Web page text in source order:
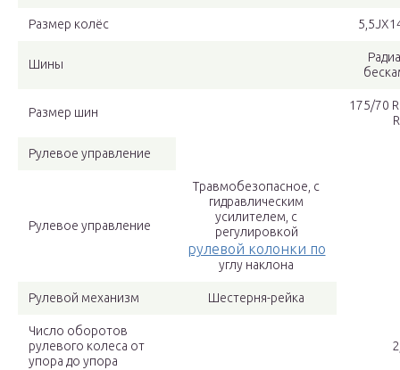
Размер колёс
Шины
Размер шин
175/70
Рулевое управление
Рулевое управление
Травмобезопасное, с
гидравлическим
усилителем, с
регулировкой
рулевой колонки по
углу наклона
Рулевой механизм Шестерня-рейка
Число оборотов
рулевого колеса от
упора до упора